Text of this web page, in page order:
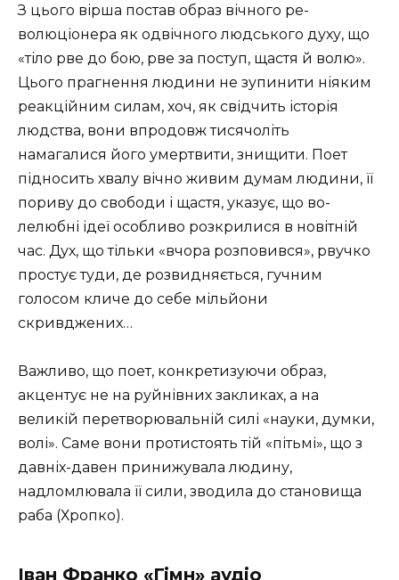
З цього вірша постав образ вічного ре­
волюціонера як одвічного людського духу, що
«тіло рве до бою, рве за поступ, щастя й волю».
Цього прагнення людини не зупинити ніяким
реакційним силам, хоч, як свідчить історія
людства, вони впродовж ти­сячоліть
намагалися його умертвити, знищити. Поет
підносить хвалу вічно живим думам людини, її
пориву до свободи і щастя, указує, що во­
лелюбні ідеї особливо розкрилися в новітній
час. Дух, що тільки «вчора розповився», рвучко
простує туди, де розвидняється, гучним
голосом кличе до себе мільйони
скривджених…
Важливо, що поет, конкретизуючи образ,
акцентує не на руйнівних закликах, а на
великій перетворювальній силі «науки, думки,
волі». Саме вони протистоять тій «пітьмі», що з
давніх-давен принижувала людину,
надломлювала її сили, зводила до становища
раба (Хропко).
Іван Франко «Гімн» аудіо